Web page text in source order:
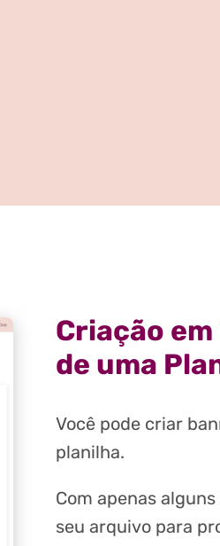
Criação
de uma
Você pode criar
planilha.
Com apenas
seu arquivo para